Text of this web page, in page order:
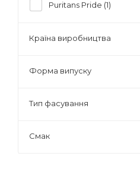
Puritans Pride (1)
Країна виробництва
Форма випуску
Тип фасування
Смак